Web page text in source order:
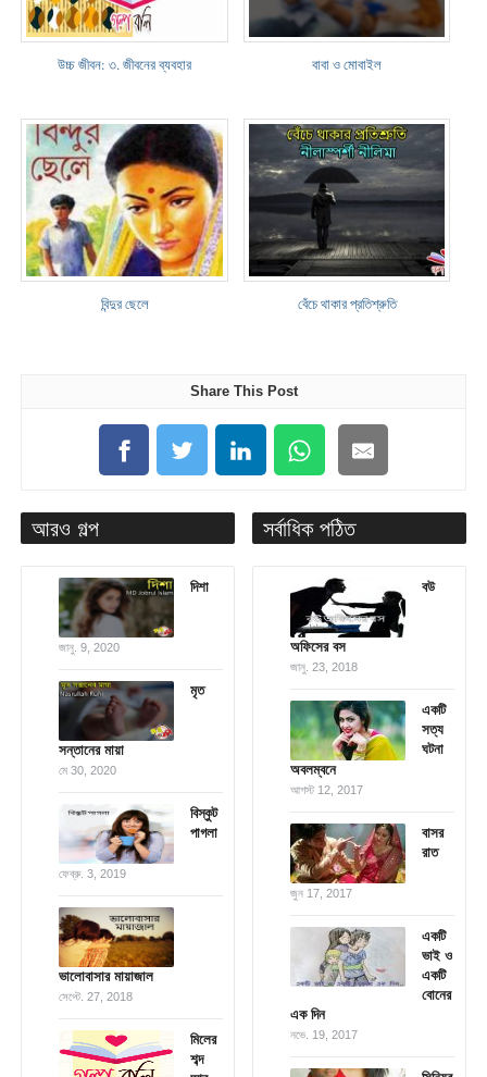
উচ্চ জীবন: ৩. জীবনের ব্যবহার বাবা ও মোবাইল
বিন্দুর ছেলে বেঁচে থাকার প্রতিশ্রুতি
Share This Post
আরও গল্প
দিশা
জানু. 9, 2020
মৃত
সন্তানের মায়া
মে 30, 2020
বিস্কুট
পাগলা
ফেব্রু. 3, 2019
ভালোবাসার মায়াজাল
সেপ্টে. 27, 2018
মিলের
শব্দ
সর্বাধিক পঠিত
বউ
অফিসের বস
জানু. 23, 2018
একটি
সত্য
ঘটনা
অবলম্বনে
আগস্ট 12, 2017
বাসর
রাত
জুন 17, 2017
একটি
ভাই ও
একটি
বোনের
এক দিন
নভে. 19, 2017